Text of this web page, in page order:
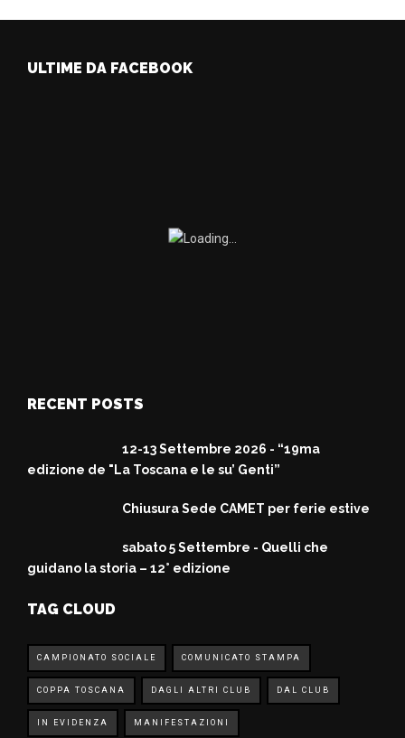
ULTIME DA FACEBOOK
RECENT POSTS
12-13 Settembre 2026 - “19ma
edizione de "La Toscana e le su’ Genti”
Chiusura Sede CAMET per ferie estive
sabato 5 Settembre - Quelli che
guidano la storia – 12° edizione
TAG CLOUD
CAMPIONATO SOCIALE COMUNICATO STAMPA
COPPA TOSCANA DAGLI ALTRI CLUB DAL CLUB
IN EVIDENZA MANIFESTAZIONI